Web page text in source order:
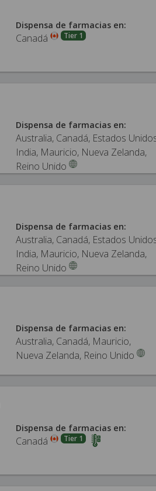
Dispensa de farmacias en:
Canadá Tier 1
Dispensa de farmacias en:
Australia, Canadá, Estados
India, Mauricio, Nueva Zelanda,
Reino Unido
Dispensa de farmacias en:
Australia, Canadá, Estados
India, Mauricio, Nueva Zelanda,
Reino Unido
Dispensa de farmacias en:
Australia, Canadá, Mauricio,
Nueva Zelanda, Reino Unido
Dispensa de farmacias en:
Canadá Tier 1